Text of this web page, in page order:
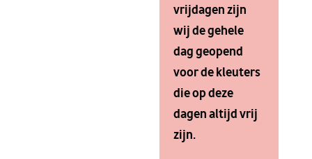
vrijdagen zijn
wij de gehele
dag geopend
voor de kleuters
die op deze
dagen altijd vrij
zijn.